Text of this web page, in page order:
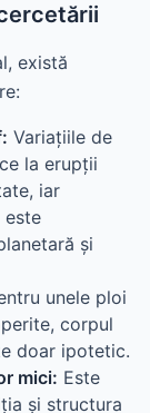
există
Variațiile de
la erupții
iar
este
și
unele ploi
corpul
doar ipotetic.
mici: Este
și structura